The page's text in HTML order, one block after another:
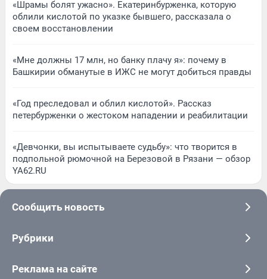
«Шрамы болят ужасно». Екатеринбурженка, которую
облили кислотой по указке бывшего, рассказала о
своем восстановлении
«Мне должны 17 млн, но банку плачу я»: почему в
Башкирии обманутые в ИЖС не могут добиться правды
«Год преследовал и облил кислотой». Рассказ
петербурженки о жестоком нападении и реабилитации
«Девчонки, вы испытываете судьбу»: что творится в
подпольной рюмочной на Березовой в Рязани — обзор
YA62.RU
Сообщить новость
Рубрики
Реклама на сайте